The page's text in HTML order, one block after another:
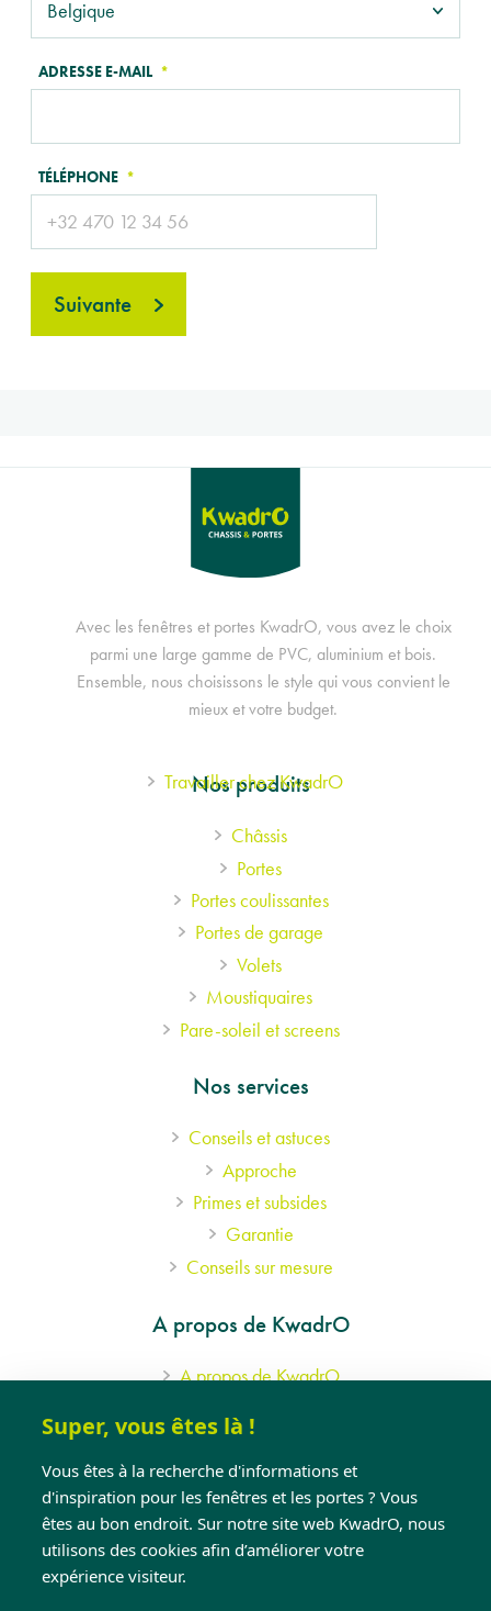
Super, vous êtes là !
Vous êtes à la recherche d'informations et
d'inspiration pour les fenêtres et les portes ? Vous
êtes au bon endroit. Sur notre site web KwadrO, nous
utilisons des cookies afin d’améliorer votre
expérience visiteur.
ADRESSE E-MAIL
TÉLÉPHONE
Suivante
Avec les fenêtres et portes KwadrO, vous avez le choix
parmi une large gamme de PVC, aluminium et bois.
Ensemble, nous choisissons le style qui vous convient le
mieux et votre budget.
Footer
Nos produits
Châssis
Portes
Portes coulissantes
Portes de garage
Volets
Moustiquaires
Pare-soleil et screens
Nos services
Conseils et astuces
Approche
Primes et subsides
Garantie
Conseils sur mesure
A propos de KwadrO
A propos de KwadrO
Nos show-rooms
Téléchargez fichiers
Jobs
Ons werkgebied
Travailler chez KwadrO